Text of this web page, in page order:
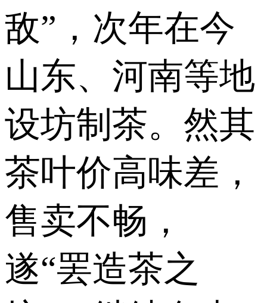
敌”，次年在今
山东、河南等地
设坊制茶。然其
茶叶价高味差，
售卖不畅，
遂“罢造茶之